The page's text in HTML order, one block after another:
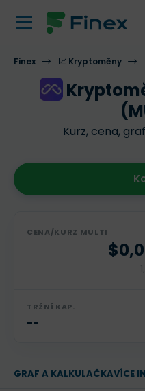
VÍCE
Finex 📈 Kryptoměny
Kurz, cena,
CENA/KURZ MULTI
TRŽNÍ KAP.
--
GRAF A KALKULAČKAVÍCE